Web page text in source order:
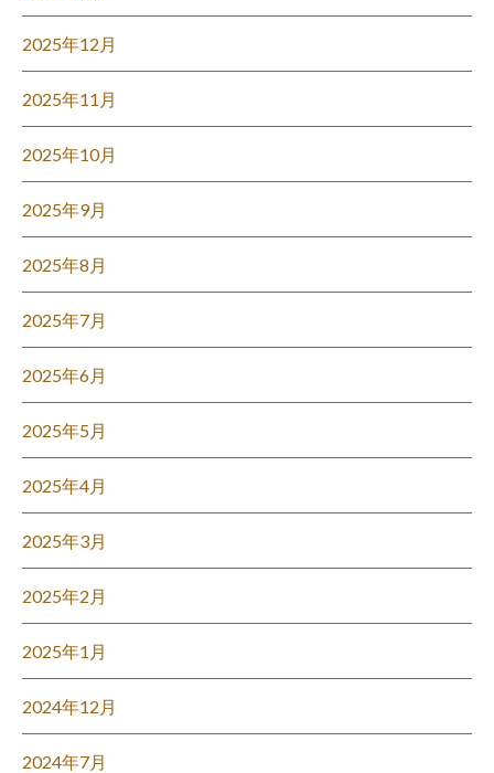
2025年12月
2025年11月
2025年10月
2025年9月
2025年8月
2025年7月
2025年6月
2025年5月
2025年4月
2025年3月
2025年2月
2025年1月
2024年12月
2024年7月